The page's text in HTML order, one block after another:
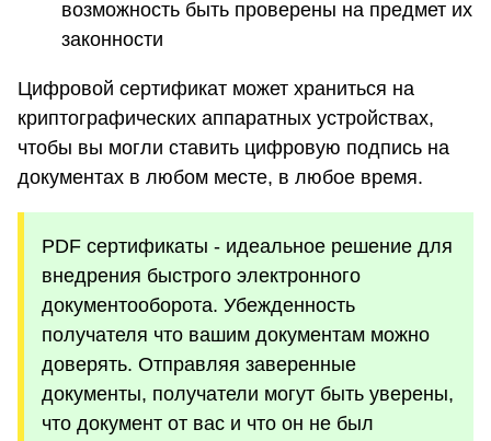
возможность быть проверены на предмет их
законности
Цифровой сертификат может храниться на
криптографических аппаратных устройствах,
чтобы вы могли ставить цифровую подпись на
документах в любом месте, в любое время.
PDF сертификаты - идеальное решение для
внедрения быстрого электронного
документооборота. Убежденность
получателя что вашим документам можно
доверять. Отправляя заверенные
документы, получатели могут быть уверены,
что документ от вас и что он не был